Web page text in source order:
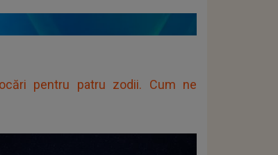
pentru patru zodii. Cum ne